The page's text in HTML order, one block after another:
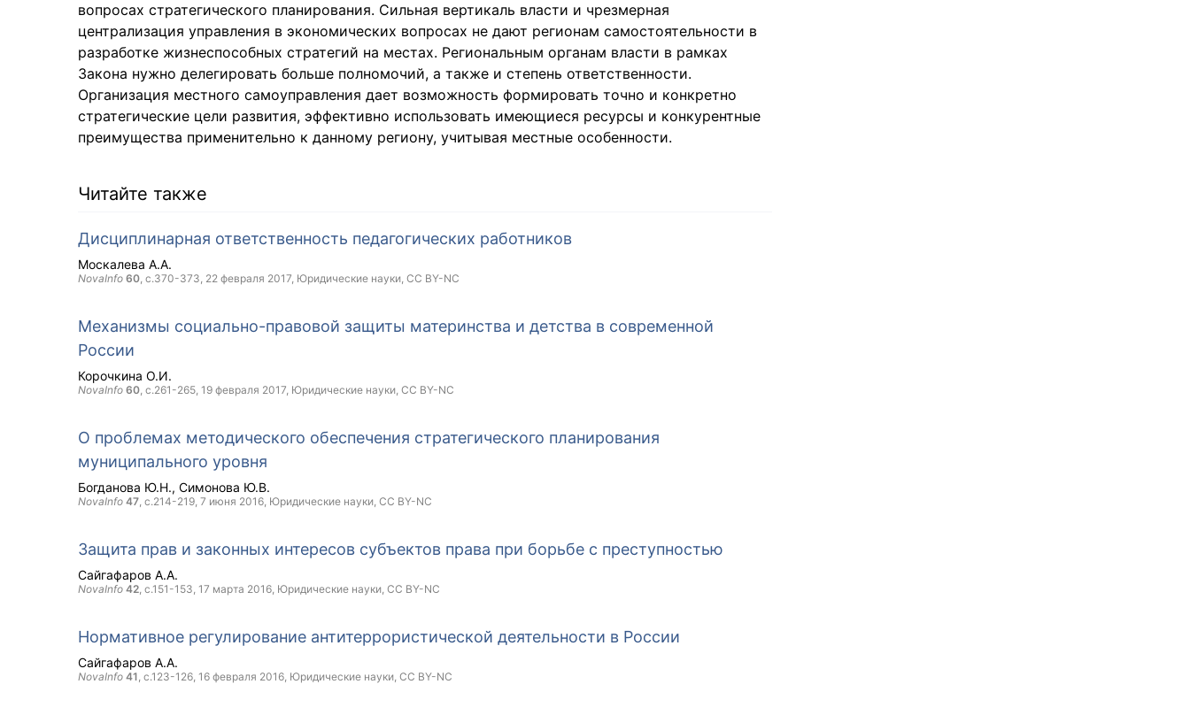
вопросах стратегического планирования. Сильная вертикаль власти и чрезмерная
централизация управления в экономических вопросах не дают регионам самостоятельности в
разработке жизнеспособных стратегий на местах. Региональным органам власти в рамках
Закона нужно делегировать больше полномочий, а также и степень ответственности.
Организация местного самоуправления дает возможность формировать точно и конкретно
стратегические цели развития, эффективно использовать имеющиеся ресурсы и конкурентные
преимущества применительно к данному региону, учитывая местные особенности.
Читайте также
Дисциплинарная ответственность педагогических работников
Москалева А.А.
NovaInfo 60, с.370-373, 22 февраля 2017, Юридические науки, CC BY-NC
Механизмы социально-правовой защиты материнства и детства в современной
России
Корочкина О.И.
NovaInfo 60, с.261-265, 19 февраля 2017, Юридические науки, CC BY-NC
О проблемах методического обеспечения стратегического планирования
муниципального уровня
Богданова Ю.Н. Симонова Ю.В.
NovaInfo 47, с.214-219, 7 июня 2016, Юридические науки, CC BY-NC
Защита прав и законных интересов субъектов права при борьбе с преступностью
Сайгафаров А.А.
NovaInfo 42, с.151-153, 17 марта 2016, Юридические науки, CC BY-NC
Нормативное регулирование антитеррористической деятельности в России
Сайгафаров А.А.
NovaInfo 41, с.123-126, 16 февраля 2016, Юридические науки, CC BY-NC